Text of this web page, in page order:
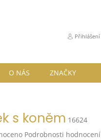
Přihlášení
O NÁS ZNAČKY
s koněm 16624
Podrobnosti hodnocení